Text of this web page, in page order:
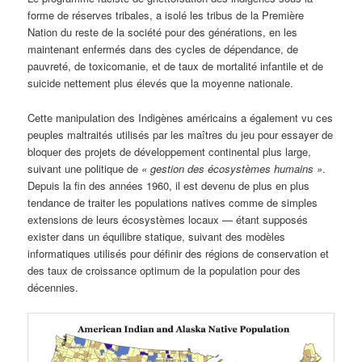
forme de réserves tribales, a isolé les tribus de la Première
Nation du reste de la société pour des générations, en les
maintenant enfermés dans des cycles de dépendance, de
pauvreté, de toxicomanie, et de taux de mortalité infantile et de
suicide nettement plus élevés que la moyenne nationale.
Cette manipulation des Indigènes américains a également vu ces
peuples maltraités utilisés par les maîtres du jeu pour essayer de
bloquer des projets de développement continental plus large,
suivant une politique de « gestion des écosystèmes humains ».
Depuis la fin des années 1960, il est devenu de plus en plus
tendance de traiter les populations natives comme de simples
extensions de leurs écosystèmes locaux — étant supposés
exister dans un équilibre statique, suivant des modèles
informatiques utilisés pour définir des régions de conservation et
des taux de croissance optimum de la population pour des
décennies.